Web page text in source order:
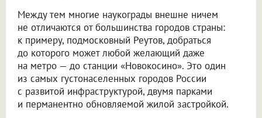
Между тем многие наукограды внешне ничем
не отличаются от большинства городов страны:
к примеру, подмосковный Реутов, добраться
до которого может любой желающий даже
на метро — до станции «Новокосино». Это один
из самых густонаселенных городов России
с развитой инфраструктурой, двумя парками
и перманентно обновляемой жилой застройкой.